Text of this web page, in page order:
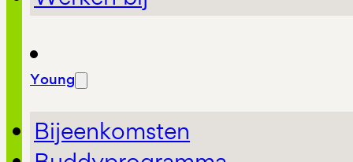
Young
Bijeenkomsten